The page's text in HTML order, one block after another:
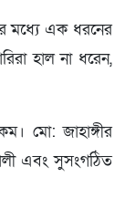
মধ্যে এক ধরনের
হাল না ধরেন,
মো: জাহাঙ্গীর
এবং সুসংগঠিত